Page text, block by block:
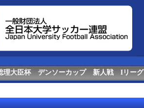
理大臣杯 デンソーカップ 新人戦 Iリーグ